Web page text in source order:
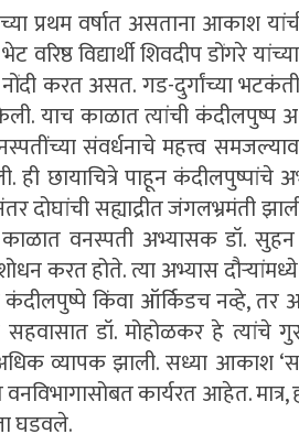
प्रथम वर्षात असताना आकाश
वरिष्ठ विद्यार्थी शिवदीप डोंगरे
नोंदी करत असत. गड-दुर्गांच्या
याच काळात त्यांची कंदीलपुष्प
संवर्धनाचे महत्त्व
ही छायाचित्रे पाहून कंदीलपुष्पांचे
दोघांची सह्याद्रीत जंगलभ्रमंती
वनस्पती अभ्यासक डॉ. सुहन
करत होते. त्या अभ्यास
किंवा ऑर्किडच नव्हे,
सहवासात डॉ. मोहोळकर हे त्यांचे
व्यापक झाली. सध्या आकाश
कार्यरत आहेत.
घडवले.